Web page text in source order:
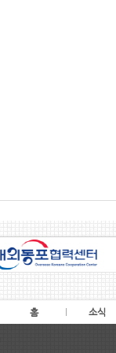
홈 소식